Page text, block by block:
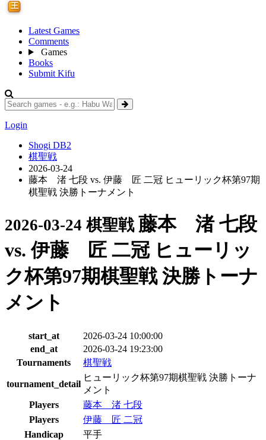
Latest Games
Comments
Games
Books
Submit Kifu
Login
Shogi DB2
棋聖戦
2026-03-24
藤本 渚 七段 vs. 伊藤 匠 二冠 ヒューリック杯第97期
棋聖戦 決勝トーナメント
2026-03-24 棋聖戦 藤本 渚 七段
vs. 伊藤 匠 二冠 ヒューリッ
ク杯第97期棋聖戦 決勝トーナ
メント
start_at
2026-03-24 10:00:00
end_at
2026-03-24 19:23:00
Tournaments
棋聖戦
tournament_detail
ヒューリック杯第97期棋聖戦 決勝トーナ
メント
Players
藤本 渚 七段
Players
伊藤 匠 二冠
Handicap
平手